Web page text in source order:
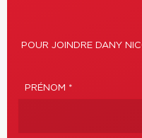
POUR JOINDRE DANY
PRÉNOM *